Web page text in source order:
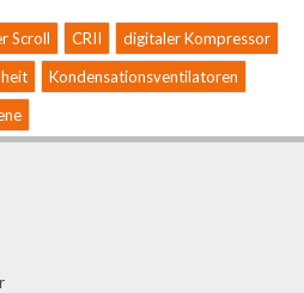
Scroll CRII
digitaler Kompressor
Kondensationsventilatoren